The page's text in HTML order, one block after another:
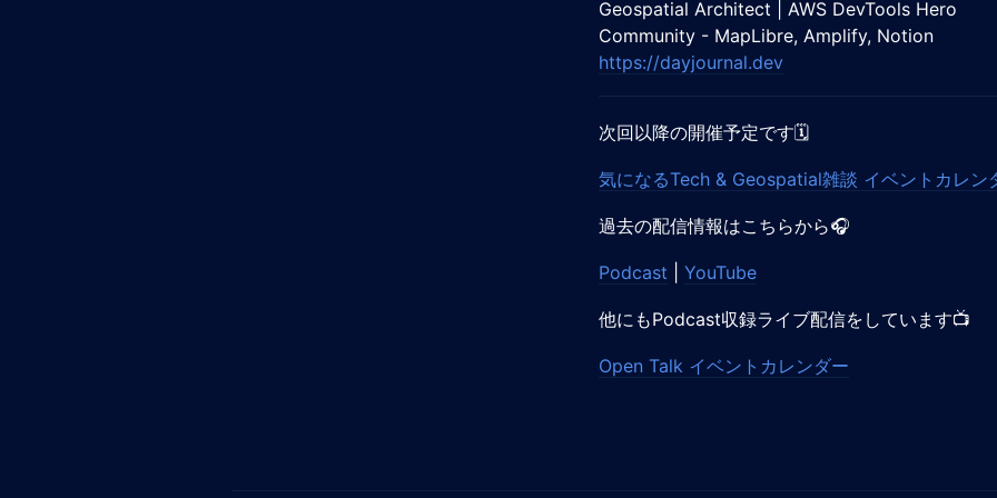
Geospatial Architect | AWS DevTools Hero
Community - MapLibre, Amplify, Notion
https://dayjournal.dev
次回以降の開催予定です🗓️
気になるTech & Geospatial雑談 イベントカレン
過去の配信情報はこちらから🎧️
Podcast YouTube
他にもPodcast収録ライブ配信をしています📺️
Open Talk イベントカレンダー